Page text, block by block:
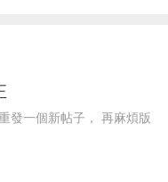
發一個新帖子， 再麻煩版